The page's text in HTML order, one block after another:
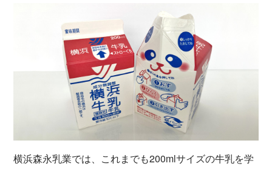
横浜森永乳業では、これまでも200mlサイズの牛乳を学